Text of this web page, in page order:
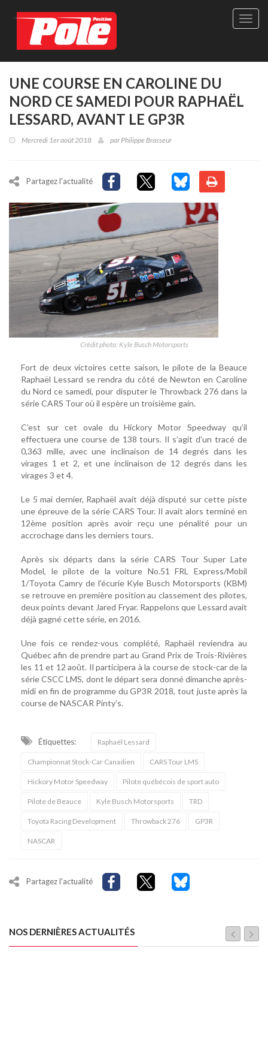
Site
UNE COURSE EN CAROLINE DU
NORD CE SAMEDI POUR RAPHAËL
LESSARD, AVANT LE GP3R
Mercredi 1er août 2018 parPhilippe Brasseur
Partagez l'actualité
Crédit photo: Kyle Busch Motorsports
Fort de deux victoires cette saison, le pilote de la Beauce
Raphaël Lessard se rendra du côté de Newton en Caroline
du Nord ce samedi, pour disputer le Throwback 276 dans la
série CARS Tour où il espère un troisième gain.
C’est sur cet ovale du Hickory Motor Speedway qu’il
effectuera une course de 138 tours. Il s’agit d’un tracé de
0,363 mille, avec une inclinaison de 14 degrés dans les
virages 1 et 2, et une inclinaison de 12 degrés dans les
virages 3 et 4.
Le 5 mai dernier, Raphaël avait déjà disputé sur cette piste
une épreuve de la série CARS Tour. Il avait alors terminé en
12ème position après avoir reçu une pénalité pour un
accrochage dans les derniers tours.
Après six départs dans la série CARS Tour Super Late
Model, le pilote de la voiture No.51 FRL Express/Mobil
1/Toyota Camry de l’écurie Kyle Busch Motorsports (KBM)
se retrouve en première position au classement des pilotes,
deux points devant Jared Fryar. Rappelons que Lessard avait
déjà gagné cette série, en 2016.
Une fois ce rendez-vous complété, Raphaël reviendra au
Québec afin de prendre part au Grand Prix de Trois-Rivières
les 11 et 12 août. Il participera à la course de stock-car de la
série CSCC LMS, dont le départ sera donné dimanche après-
midi en fin de programme du GP3R 2018, tout juste après la
course de NASCAR Pinty’s.
Étiquettes: Raphaël Lessard
Championnat Stock-Car Canadien CARS Tour LMS
Hickory Motor Speedway Pilote québécois de sport auto
Pilote de Beauce Kyle Busch Motorsports TRD
Toyota Racing Development Throwback 276 GP3R
NASCAR
Partagez l'actualité
NOS DERNIÈRES ACTUALITÉS